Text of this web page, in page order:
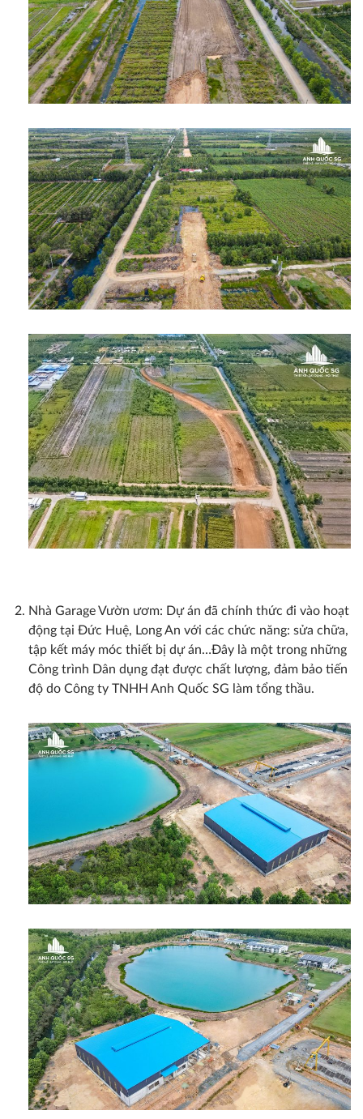
Nhà Garage Vườn ươm: Dự án đã chính thức đi vào hoạt
động tại Đức Huệ, Long An với các chức năng: sửa chữa,
tập kết máy móc thiết bị dự án…Đây là một trong những
Công trình Dân dụng đạt được chất lượng, đảm bảo tiến
độ do Công ty TNHH Anh Quốc SG làm tổng thầu.